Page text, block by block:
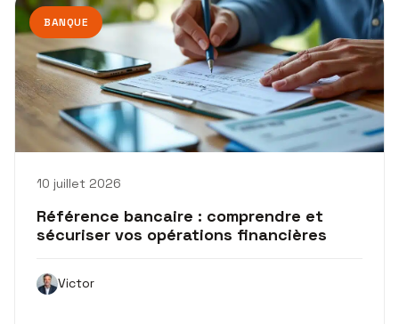
BANQUE
10 juillet 2026
Référence bancaire : comprendre et
sécuriser vos opérations financières
Victor